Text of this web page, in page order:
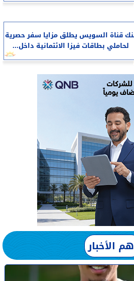
قناة السويس يطلق مزايا سفر حصرية
لحاملي بطاقات فيزا الائتمانية داخل...
الأخبار